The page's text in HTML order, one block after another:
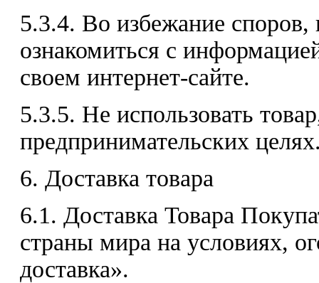
5.3.4. Во избежание споров,
ознакомиться с
своем интернет-сайте.
5.3.5. Не использовать
предпринимательских
6. Доставка товара
6.1. Доставка Товара
страны мира на условиях,
доставка».